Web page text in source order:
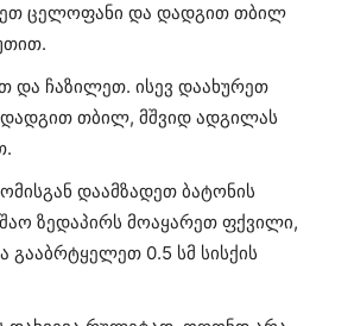
ცელოფანი და დადგით თბილ
და ჩაზილეთ. ისევ დაახურეთ
თბილ, მშვიდ ადგილას
დაამზადეთ ბატონის
ზედაპირს მოაყარეთ ფქვილი,
0.5 სმ სისქის